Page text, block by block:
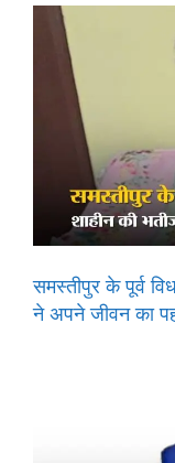
समस्तीपुर के पूर्व
ने अपने जीवन का